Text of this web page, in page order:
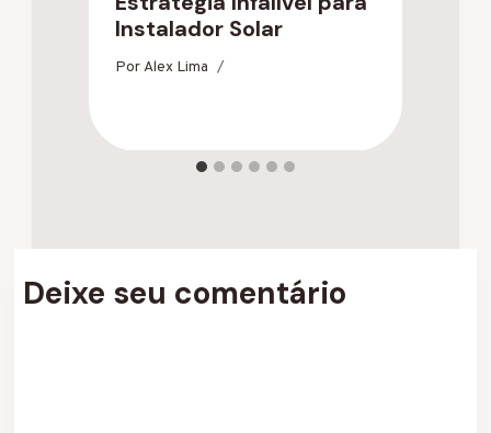
Instalador Solar
Por Alex Lima
Deixe seu comentário